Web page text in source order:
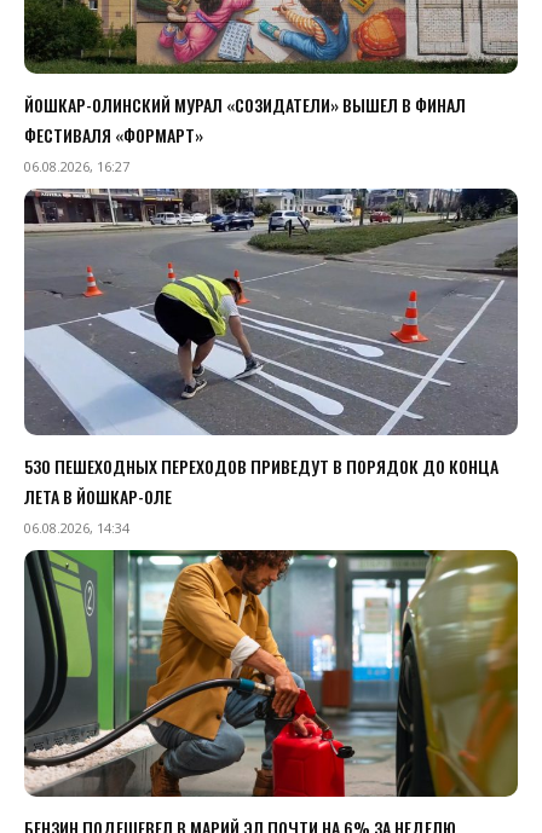
ЙОШКАР-ОЛИНСКИЙ МУРАЛ «СОЗИДАТЕЛИ» ВЫШЕЛ В ФИНАЛ
ФЕСТИВАЛЯ «ФОРМАРТ»
06.08.2026, 16:27
530 ПЕШЕХОДНЫХ ПЕРЕХОДОВ ПРИВЕДУТ В ПОРЯДОК ДО КОНЦА
ЛЕТА В ЙОШКАР-ОЛЕ
06.08.2026, 14:34
БЕНЗИН ПОДЕШЕВЕЛ В МАРИЙ ЭЛ ПОЧТИ НА 6% ЗА НЕДЕЛЮ